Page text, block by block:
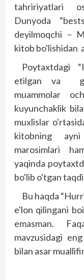
tahririyatlari
Dunyoda
deyilmoqchi –
kitob bo'lishidan
Poytaxtdagi
etilgan va
muammolar
kuyunchaklik
muxlislar
kitobning
marosimlari
yaqinda
bo'lib o'tgan
Bu haqda
e'lon qilingani
emasman.
mavzusidagi
bilan asar